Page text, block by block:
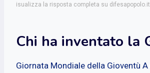
isualizza la risposta completa su difesapopolo.it
Chi ha inventato la
Giornata Mondiale della Gioventù